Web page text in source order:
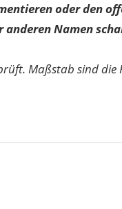
oder den
Namen
Maßstab sind die